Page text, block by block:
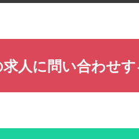
求人に問い合わせ